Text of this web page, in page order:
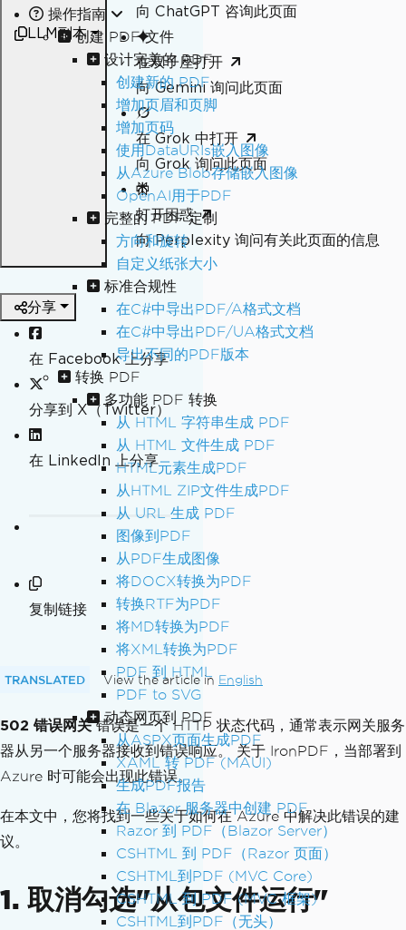
操作指南
创建 PDF 文件
设计完美的 PDF
创建新的 PDF
增加页眉和页脚
增加页码
使用DataURIs嵌入图像
从Azure Blob存储嵌入图像
OpenAI用于PDF
完整的 PDF 定制
方向和旋转
自定义纸张大小
标准合规性
在C#中导出PDF/A格式文档
在C#中导出PDF/UA格式文档
导出不同的PDF版本
转换 PDF
多功能 PDF 转换
从 HTML 字符串生成 PDF
从 HTML 文件生成 PDF
HTML元素生成PDF
从HTML ZIP文件生成PDF
从 URL 生成 PDF
图像到PDF
从PDF生成图像
将DOCX转换为PDF
转换RTF为PDF
将MD转换为PDF
将XML转换为PDF
PDF 到 HTML
PDF to SVG
动态网页到 PDF
从ASPX页面生成PDF
XAML 转 PDF (MAUI)
生成PDF报告
在 Blazor 服务器中创建 PDF
Razor 到 PDF（Blazor Server）
CSHTML 到 PDF（Razor 页面）
CSHTML到PDF (MVC Core)
CSHTML 到 PDF (MVC 框架)
CSHTML到PDF（无头）
LLM副本
向 ChatGPT 咨询此页面
在双子座打开
向 Gemini 询问此页面
在 Grok 中打开
向 Grok 询问此页面
打开困惑
向 Perplexity 询问有关此页面的信息
分享
在 Facebook 上分享
分享到 X（Twitter）
在 LinkedIn 上分享
复制链接
TRANSLATED View the article in English
502 错误网关错误是一个 HTTP 状态代码，通常表示网关服务
器从另一个服务器接收到错误响应。 关于 IronPDF，当部署到
Azure 时可能会出现此错误。
在本文中，您将找到一些关于如何在 Azure 中解决此错误的建
议。
1. 取消勾选"从包文件运行"